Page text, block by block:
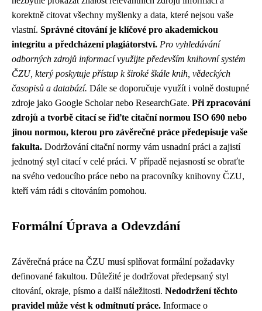
korektně citovat všechny myšlenky a data, které nejsou vaše
vlastní. Správné citování je klíčové pro akademickou
integritu a předcházení plagiátorství. Pro vyhledávání
odborných zdrojů informací využijte především knihovní systém
ČZU, který poskytuje přístup k široké škále knih, vědeckých
časopisů a databází. Dále se doporučuje využít i volně dostupné
zdroje jako Google Scholar nebo ResearchGate. Při zpracování
zdrojů a tvorbě citací se řiďte citační normou ISO 690 nebo
jinou normou, kterou pro závěrečné práce předepisuje vaše
fakulta. Dodržování citační normy vám usnadní práci a zajistí
jednotný styl citací v celé práci. V případě nejasností se obraťte
na svého vedoucího práce nebo na pracovníky knihovny ČZU,
kteří vám rádi s citováním pomohou.
Formální Úprava a Odevzdání
Závěrečná práce na ČZU musí splňovat formální požadavky
definované fakultou. Důležité je dodržovat předepsaný styl
citování, okraje, písmo a další náležitosti. Nedodržení těchto
pravidel může vést k odmítnutí práce. Informace o